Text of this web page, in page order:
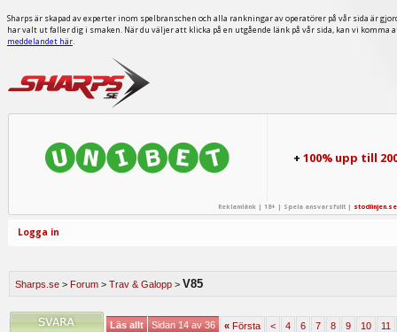
Sharps är skapad av experter inom spelbranschen och alla rankningar av operatörer på vår sida är
har valt ut faller dig i smaken. När du väljer att klicka på en utgående länk på vår sida, kan vi
meddelandet här.
+100% upp till
Reklamlänk | 18+ | Spela ansvarsfullt | stodlinjen.se
Logga in
Sharps.se > Forum > Trav & Galopp > V85
Läs allt Sidan 14 av 36 «Första < 4 6 7 8 9 10 11